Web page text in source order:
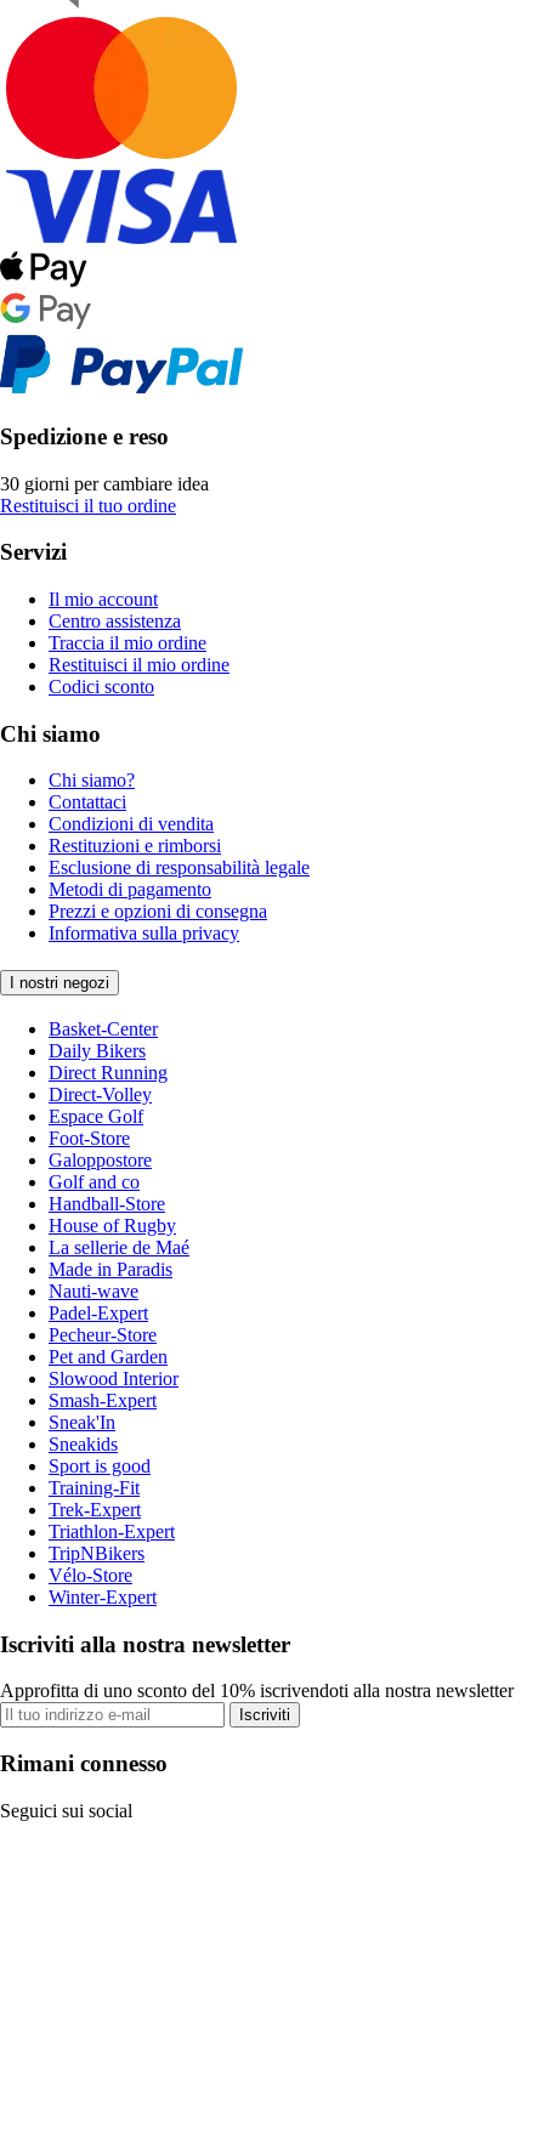
Spedizione e reso
30 giorni per cambiare idea
Restituisci il tuo ordine
Servizi
Il mio account
Centro assistenza
Traccia il mio ordine
Restituisci il mio ordine
Codici sconto
Chi siamo
Chi siamo?
Contattaci
Condizioni di vendita
Restituzioni e rimborsi
Esclusione di responsabilità legale
Metodi di pagamento
Prezzi e opzioni di consegna
Informativa sulla privacy
I nostri negozi
Basket-Center
Daily Bikers
Direct Running
Direct-Volley
Espace Golf
Foot-Store
Galoppostore
Golf and co
Handball-Store
House of Rugby
La sellerie de Maé
Made in Paradis
Nauti-wave
Padel-Expert
Pecheur-Store
Pet and Garden
Slowood Interior
Smash-Expert
Sneak'In
Sneakids
Sport is good
Training-Fit
Trek-Expert
Triathlon-Expert
TripNBikers
Vélo-Store
Winter-Expert
Iscriviti alla nostra newsletter
Approfitta di uno sconto del 10% iscrivendoti alla nostra newsletter
Iscriviti
Rimani connesso
Seguici sui social